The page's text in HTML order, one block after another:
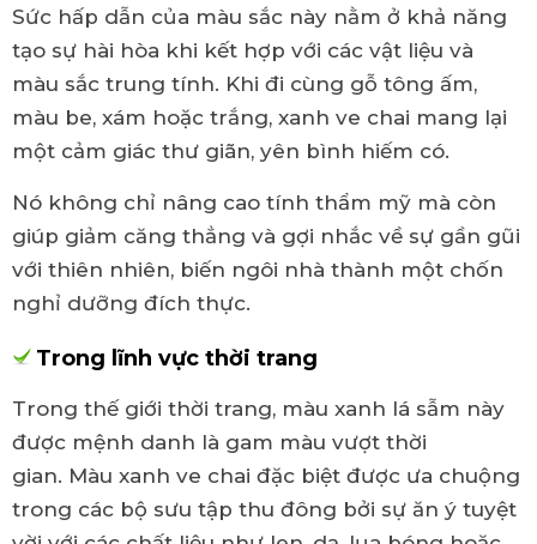
Sức hấp dẫn của màu sắc này nằm ở khả năng
tạo sự hài hòa khi kết hợp với các vật liệu và
màu sắc trung tính. Khi đi cùng gỗ tông ấm,
màu be, xám hoặc trắng, xanh ve chai mang lại
một cảm giác thư giãn, yên bình hiếm có.
Nó không chỉ nâng cao tính thẩm mỹ mà còn
giúp giảm căng thẳng và gợi nhắc về sự gần gũi
với thiên nhiên, biến ngôi nhà thành một chốn
nghỉ dưỡng đích thực.
Trong lĩnh vực thời trang
Trong thế giới thời trang, màu xanh lá sẫm này
được mệnh danh là gam màu vượt thời
gian. Màu xanh ve chai đặc biệt được ưa chuộng
trong các bộ sưu tập thu đông bởi sự ăn ý tuyệt